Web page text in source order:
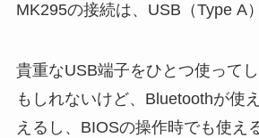
MK295の接続は、USB（Type A
貴重なUSB端子をひとつ使って
もしれないけど、Bluetoothが使
えるし、BIOSの操作時でも使え